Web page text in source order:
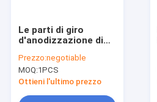
Le parti di giro
d'anodizzazione di
CNC hanno girato le
componenti
Prezzo:negotiable
MOQ:1PCS
Ottieni l'ultimo prezzo